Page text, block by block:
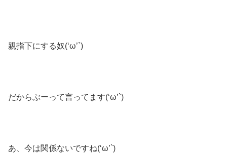
親指下にする奴(‘ω’`)
だからぶーって言ってます(‘ω’`)
あ、今は関係ないですね(‘ω’`)